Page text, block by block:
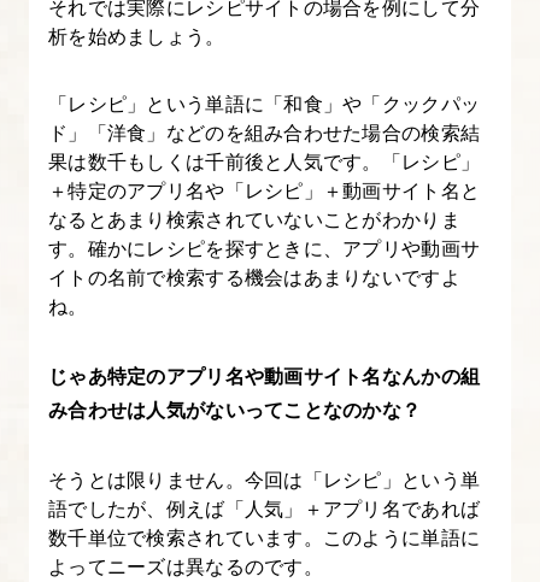
それでは実際にレシピサイトの場合を例にして分
析を始めましょう。
「レシピ」という単語に「和食」や「クックパッ
ド」「洋食」などのを組み合わせた場合の検索結
果は数千もしくは千前後と人気です。「レシピ」
＋特定のアプリ名や「レシピ」＋動画サイト名と
なるとあまり検索されていないことがわかりま
す。確かにレシピを探すときに、アプリや動画サ
イトの名前で検索する機会はあまりないですよ
ね。
じゃあ特定のアプリ名や動画サイト名なんかの組
み合わせは人気がないってことなのかな？
そうとは限りません。今回は「レシピ」という単
語でしたが、例えば「人気」＋アプリ名であれば
数千単位で検索されています。このように単語に
よってニーズは異なるのです。